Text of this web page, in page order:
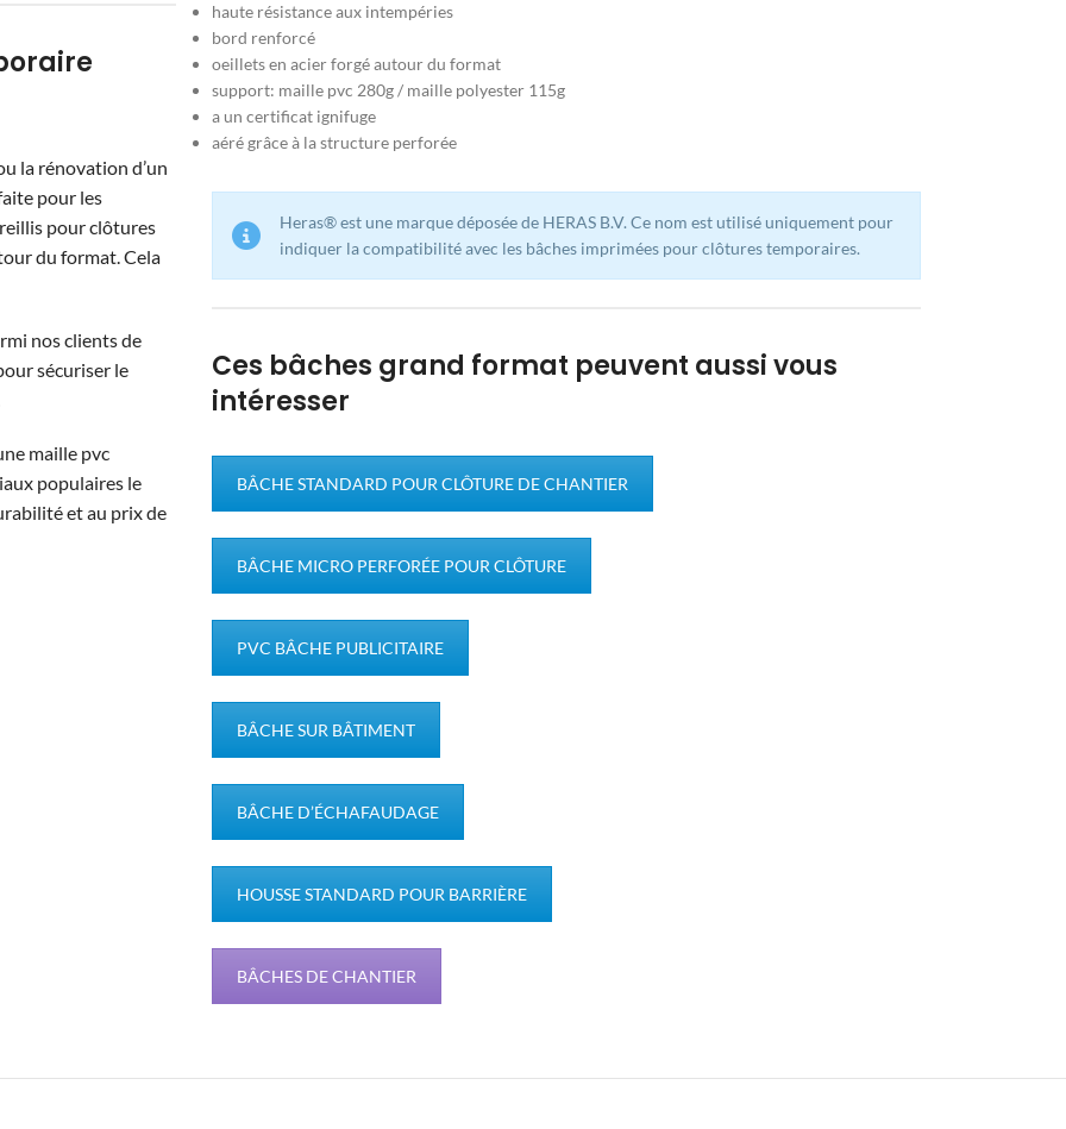
la rénovation d’un
pour les
pour clôtures
du format. Cela
nos clients de
sécuriser le
maille pvc
populaires le
et au prix de
haute résistance aux intempéries
bord renforcé
oeillets en acier forgé autour du format
support: maille pvc 280g / maille polyester 115g
a un certificat ignifuge
aéré ​​grâce à la structure perforée
Heras® est une marque déposée de HERAS B.V. Ce nom est utilisé uniquement pour
indiquer la compatibilité avec les bâches imprimées pour clôtures temporaires.
Ces bâches grand format peuvent aussi vous
intéresser
BÂCHE STANDARD POUR CLÔTURE DE CHANTIER
BÂCHE MICRO PERFORÉE POUR CLÔTURE
PVC BÂCHE PUBLICITAIRE
BÂCHE SUR BÂTIMENT
BÂCHE D’ÉCHAFAUDAGE
HOUSSE STANDARD POUR BARRIÈRE
BÂCHES DE CHANTIER